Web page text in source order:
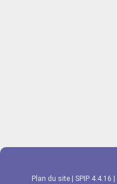
Plan du site SPIP 4.4.16